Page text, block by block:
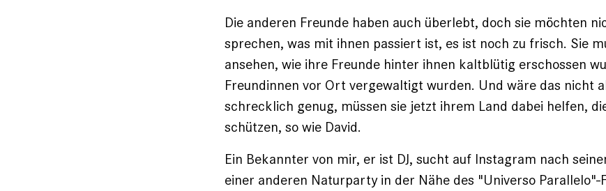
Die anderen Freunde haben auch überlebt, doch sie möchten
sprechen, was mit ihnen passiert ist, es ist noch zu frisch. Sie
ansehen, wie ihre Freunde hinter ihnen kaltblütig erschossen
Freundinnen vor Ort vergewaltigt wurden. Und wäre das nicht
schrecklich genug, müssen sie jetzt ihrem Land dabei helfen,
schützen, so wie David.
Ein Bekannter von mir, er ist DJ, sucht auf Instagram nach
einer anderen Naturparty in der Nähe des "Universo Parallelo"-